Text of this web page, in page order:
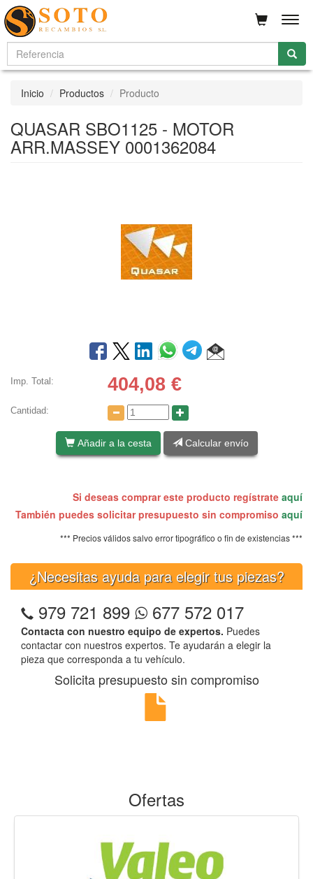
Inicio Productos Producto
QUASAR SBO1125 - MOTOR
ARR.MASSEY 0001362084
Imp. Total: 404,08 €
Cantidad:
Añadir a la cesta Calcular envío
Si deseas comprar este producto regístrate aquí
También puedes solicitar presupuesto sin compromiso aquí
*** Precios válidos salvo error tipográfico o fin de existencias ***
¿Necesitas ayuda para elegir tus piezas?
979 721 899 677 572 017
Contacta con nuestro equipo de expertos. Puedes
contactar con nuestros expertos. Te ayudarán a elegir la
pieza que corresponda a tu vehículo.
Solicita presupuesto sin compromiso
Ofertas